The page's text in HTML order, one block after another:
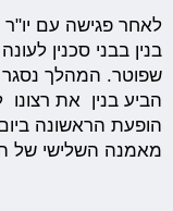
לאחר פגישה עם יו"ר
בנין בבני סכנין
שפוטר. המהלך נסגר
הביע בנין את רצונו
הופעת הראשונה
מאמנה השלישי של